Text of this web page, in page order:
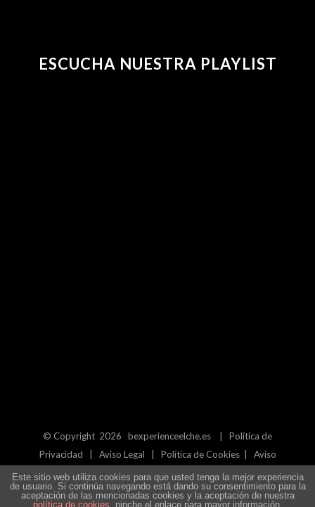
ESCUCHA NUESTRA PLAYLIST
© Copyright 2026 bexperienceelche.es | Política de
Privacidad
Aviso Legal Política de Cookies| Aviso
Blog
Este sitio web utiliza cookies para que usted tenga la mejor experiencia
de usuario. Si continúa navegando está dando su consentimiento para la
aceptación de las mencionadas cookies y la aceptación de nuestra
política de cookies , pinche el enlace para mayor información.